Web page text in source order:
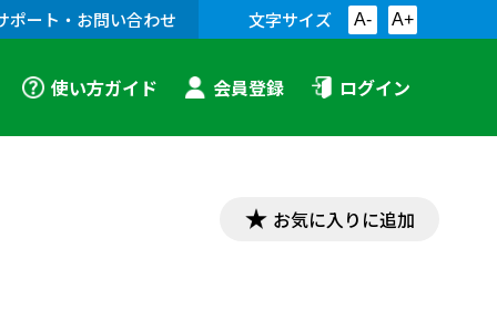
ポート・お問い合わせ 文字サイズ A- A+
使い方ガイド 会員登録 ログイン
お気に入りに追加